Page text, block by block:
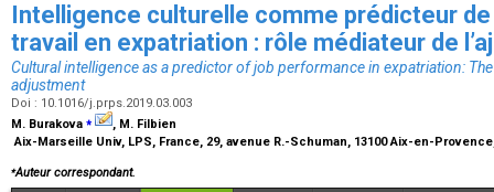
Intelligence culturelle comme prédicteur
travail en expatriation : rôle médiateur de
Cultural intelligence as a predictor of job performance in expatriation:
adjustment
Doi : 10.1016/j.prps.2019.03.003
M. Burakova ⁎
, M. Filbien
Aix-Marseille Univ, LPS, France, 29, avenue R.-Schuman, 13100 Aix-en-
⁎Auteur correspondant.